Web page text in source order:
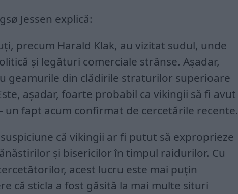
Jessen explică:
precum Harald Klak, au vizitat sudul, unde
și legături comerciale strânse. Așadar,
geamurile din clădirile straturilor superioare
așadar, foarte probabil ca vikingii să fi avut
un fapt acum confirmat de cercetările recente.
că vikingii ar fi putut să exproprieze
și bisericilor în timpul raidurilor. Cu
acest lucru este mai puțin
că sticla a fost găsită la mai multe situri